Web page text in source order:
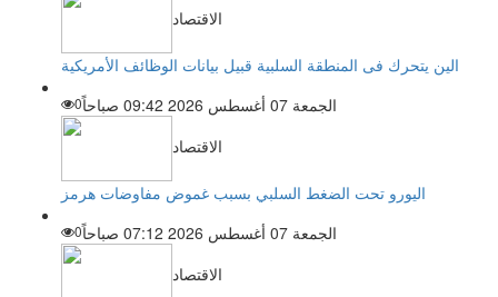
الاقتصاد
الين يتحرك فى المنطقة السلبية قبيل بيانات الوظائف الأمريكية
الجمعة 07 أغسطس 2026 09:42 صباحاً
0
الاقتصاد
اليورو تحت الضغط السلبي بسبب غموض مفاوضات هرمز
الجمعة 07 أغسطس 2026 07:12 صباحاً
0
الاقتصاد